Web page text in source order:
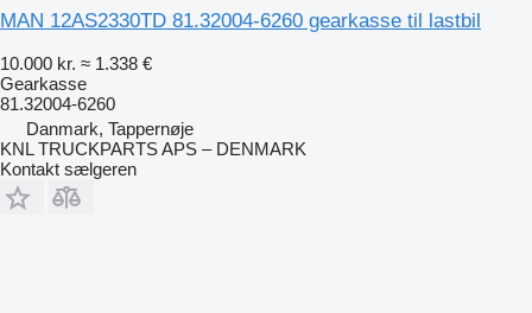
MAN 12AS2330TD 81.32004-6260 gearkasse til lastbil
10.000 kr. ≈ 1.338 €
Gearkasse
81.32004-6260
Danmark, Tappernøje
KNL TRUCKPARTS APS – DENMARK
Kontakt sælgeren